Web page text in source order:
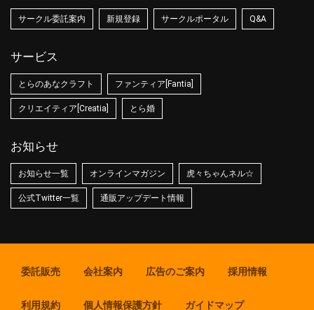
サークル委託案内 新規登録 サークルポータル Q&A
サービス
とらのあなクラフト ファンティア[Fantia]
クリエイティア[Creatia] とら婚
お知らせ
お知らせ一覧 オンラインマガジン 虎々ちゃんネル☆
公式Twitter一覧 通販アップデート情報
委託販売 会社案内 広告のご案内 採用情報
利用規約 個人情報保護方針 ガイドマップ